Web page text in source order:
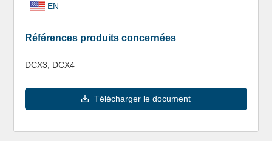
EN
Références produits concernées
DCX3, DCX4
Télécharger le document